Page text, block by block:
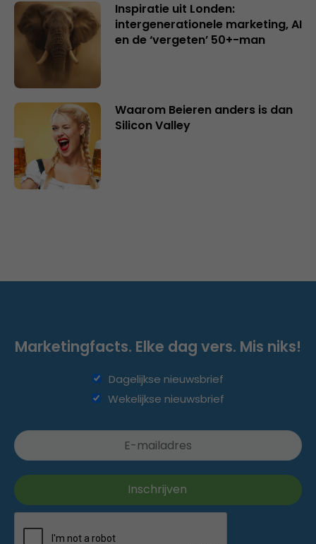
Inspiratie uit Londen:
intergenerationele marketing, AI
en de ‘vergeten’ 50+-man
Waarom Beieren anders is dan
Silicon Valley
Marketingfacts. Elke dag vers. Mis niks!
Dagelijkse nieuwsbrief
Wekelijkse nieuwsbrief